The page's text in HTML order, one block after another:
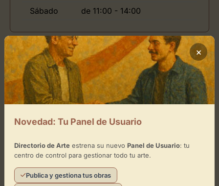
Sábado de 11:00 - 14:00
Ubicación de Esther Montoriol
Cómo llegar
Esther Montoriol
×
−
Toca el mapa para interactuar
×
Novedad: Tu Panel de Usuario
Directorio de Arteestrena su nuevo Panel de Usuario: tu
centro de control para gestionar todo tu arte.
Publica y gestiona tus obras